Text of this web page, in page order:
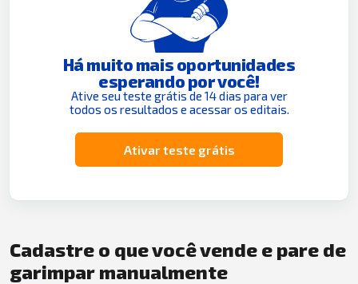
Há muito mais oportunidades
esperando por você!
Ative seu teste grátis de 14 dias para ver
todos os resultados e acessar os editais.
Ativar teste grátis
Cadastre o que você vende e pare de
garimpar manualmente